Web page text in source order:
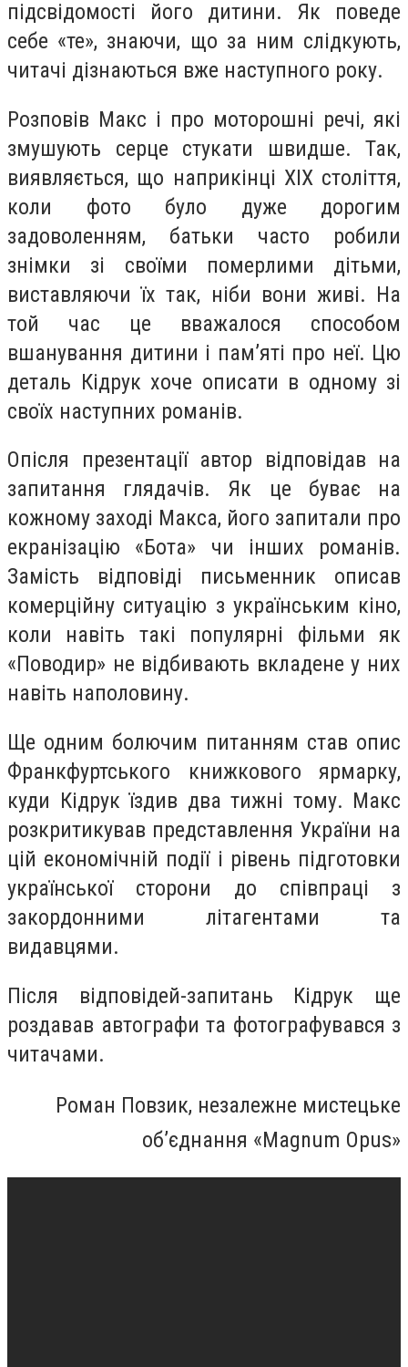
підсвідомості його дитини. Як поведе
себе «те», знаючи, що за ним слідкують,
читачі дізнаються вже наступного року.
Розповів Макс і про моторошні речі, які
змушують серце стукати швидше. Так,
виявляється, що наприкінці ХІХ століття,
коли фото було дуже дорогим
задоволенням, батьки часто робили
знімки зі своїми померлими дітьми,
виставляючи їх так, ніби вони живі. На
той час це вважалося способом
вшанування дитини і пам’яті про неї. Цю
деталь Кідрук хоче описати в одному зі
своїх наступних романів.
Опісля презентації автор відповідав на
запитання глядачів. Як це буває на
кожному заході Макса, його запитали про
екранізацію «Бота» чи інших романів.
Замість відповіді письменник описав
комерційну ситуацію з українським кіно,
коли навіть такі популярні фільми як
«Поводир» не відбивають вкладене у них
навіть наполовину.
Ще одним болючим питанням став опис
Франкфуртського книжкового ярмарку,
куди Кідрук їздив два тижні тому. Макс
розкритикував представлення України на
цій економічній події і рівень підготовки
української сторони до співпраці з
закордонними літагентами та
видавцями.
Після відповідей-запитань Кідрук ще
роздавав автографи та фотографувався з
читачами.
Роман Повзик, незалежне мистецьке
об’єднання «Magnum Opus»